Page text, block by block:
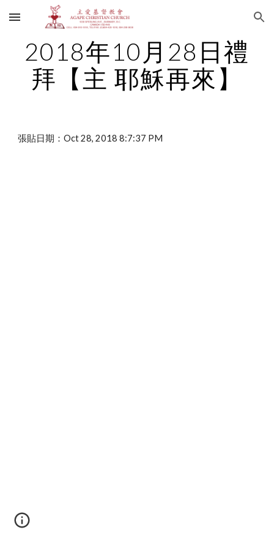
Skip to main content Skip to navigation
2018年10月28日禮
拜【主 耶穌再來】
張貼日期：Oct 28, 2018 8:7:37 PM